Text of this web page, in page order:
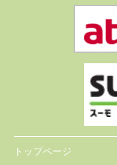
トップページ